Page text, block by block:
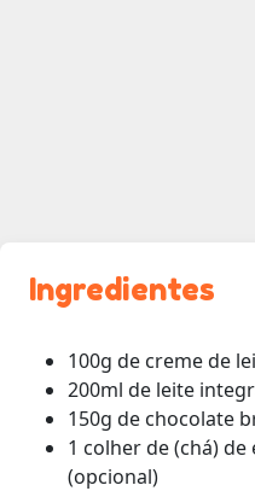
Ingredientes
100g de creme de
200ml de leite
150g de chocolate
1 colher de (chá)
(opcional)